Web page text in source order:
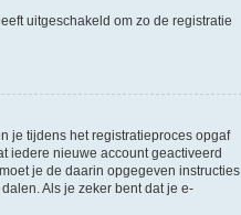
uitgeschakeld om zo de registratie
je tijdens het registratieproces opgaf
iedere nieuwe account geactiveerd
je de daarin opgegeven instructies
Als je zeker bent dat je e-